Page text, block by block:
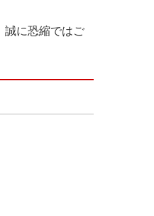
誠に恐縮ではご